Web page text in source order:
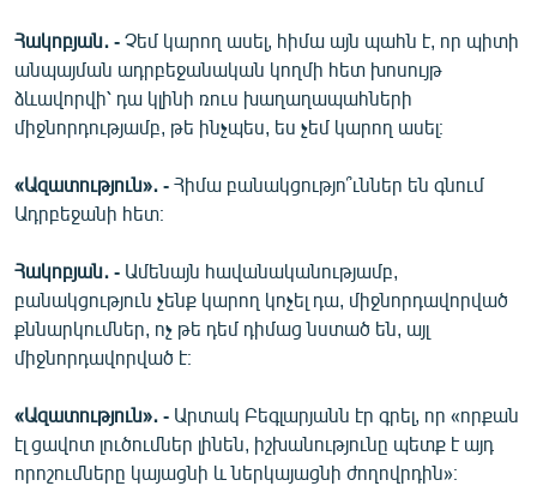
Հակոբյան․ - Չեմ կարող ասել, հիմա այն պահն է, որ պիտի
անպայման ադրբեջանական կողմի հետ խոսույթ
ձևավորվի՝ դա կլինի ռուս խաղաղապահների
միջնորդությամբ, թե ինչպես, ես չեմ կարող ասել։
«Ազատություն»․ - Հիմա բանակցությո՞ւններ են գնում
Ադրբեջանի հետ։
Հակոբյան․ - Ամենայն հավանականությամբ,
բանակցություն չենք կարող կոչել դա, միջնորդավորված
քննարկումներ, ոչ թե դեմ դիմաց նստած են, այլ
միջնորդավորված է։
«Ազատություն»․ - Արտակ Բեգլարյանն էր գրել, որ «որքան
էլ ցավոտ լուծումներ լինեն, իշխանությունը պետք է այդ
որոշումները կայացնի և ներկայացնի ժողովրդին»։